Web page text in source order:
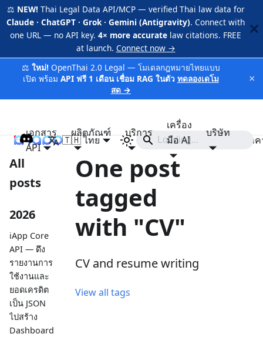
⚖️ NEW! Thai Legal Data API/MCP — verified Thai law data for
Claude · ChatGPT · Grok · Gemini (Antigravity). Connect with
one URL — no API key. 4× more accurate law citations. FREE
at launch. Connect now →
⚖️ ใหม่! OpenThai 2.0 Legal — โมเดลกฎหมายไทยแบบ
เปิด พร้อม API ฟรี 1 เดือน เชื่อม RAG ในตัว ทดลองเดโม
สด →
×
iApp
เอกสาร
API
ผลิตภัณฑ์ บริการ
เครื่อง
มือ AI
บริษัท
รา
🇹🇭 ไทย
All
posts
2026
iApp Core
API — ดึง
รายงานการ
ใช้งานและ
ยอดเครดิต
เป็น JSON
ไปสร้าง
Dashboard
One post
tagged
with "CV"
CV and resume writing
View all tags